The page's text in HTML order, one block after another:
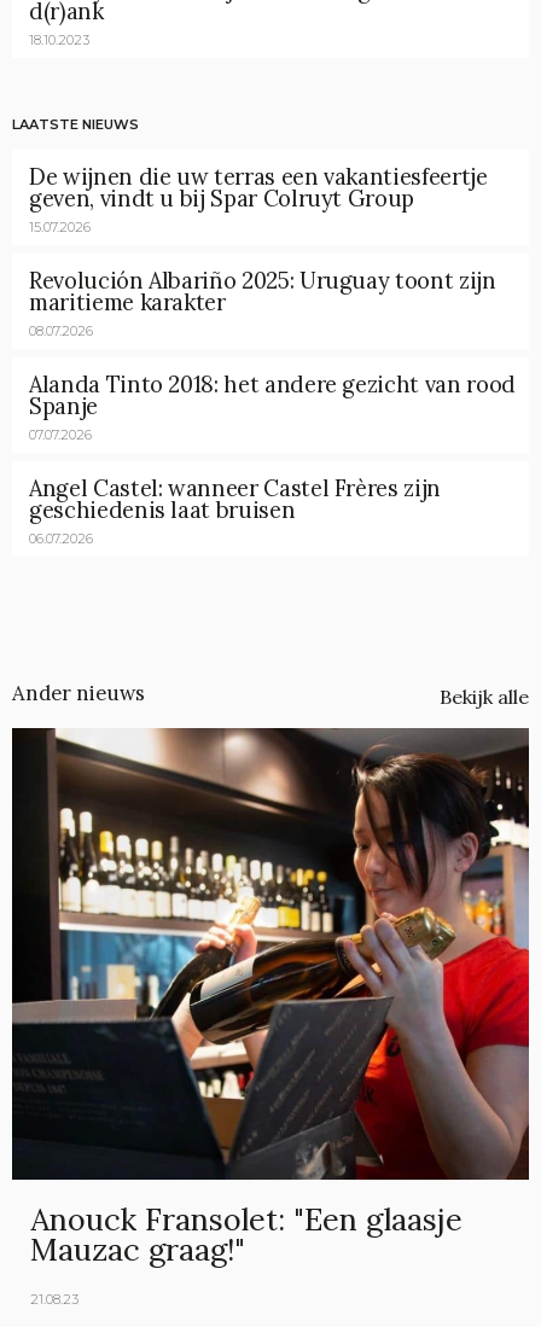
d(r)ank
18.10.2023
LAATSTE NIEUWS
De wijnen die uw terras een vakantiesfeertje
geven, vindt u bij Spar Colruyt Group
15.07.2026
Revolución Albariño 2025: Uruguay toont zijn
maritieme karakter
08.07.2026
Alanda Tinto 2018: het andere gezicht van rood
Spanje
07.07.2026
Angel Castel: wanneer Castel Frères zijn
geschiedenis laat bruisen
06.07.2026
Ander nieuws Bekijk alle
Anouck Fransolet: "Een glaasje
Mauzac graag!"
21.08.23